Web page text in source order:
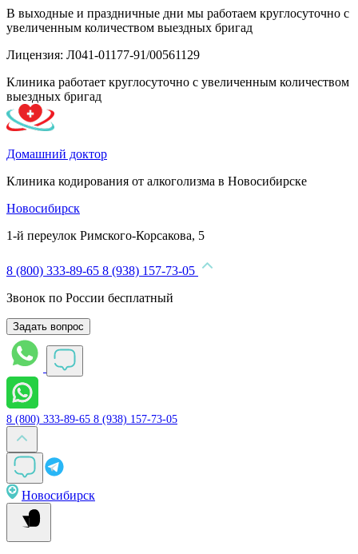
В выходные и праздничные дни мы работаем круглосуточно с
увеличенным количеством выездных бригад
Лицензия: Л041-01177-91/00561129
Клиника работает круглосуточно с увеличенным количеством
выездных бригад
Домашний доктор
Клиника кодирования от алкоголизма в Новосибирске
Новосибирск
1-й переулок Римского-Корсакова, 5
8 (800) 333-89-65 8 (938) 157-73-05
Звонок по России бесплатный
Задать вопрос
8 (800) 333-89-65 8 (938) 157-73-05
Новосибирск